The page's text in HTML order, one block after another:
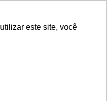
este site, você
PT-BR